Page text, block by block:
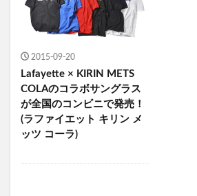
2015-09-20
Lafayette × KIRIN METS
COLAのコラボサングラス
が全国のコンビニで発売！
(ラファイエット キリン メ
ッツ コーラ)